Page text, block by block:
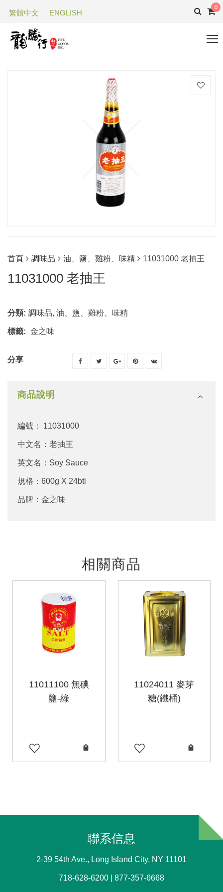
繁體中文 ENGLISH
0
首頁 調味品 油、鹽、雞粉、味精 11031000 老抽王
11031000 老抽王
分類: 調味品, 油、鹽、雞粉、味精
標籤: 金之味
分享
商品說明
編號： 11031000
中文名：老抽王
英文名：Soy Sauce
規格：600g X 24btl
品牌：金之味
相關商品
11011100 無碘
鹽-綠
11024011 麥芽
糖(鐵桶)
聯系信息
2-39 54th Ave., Long Island City, NY 11101
718-628-6200 | 877-357-6668